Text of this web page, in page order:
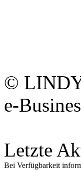
©
e-
Letzte
Bei Verfügbarkeit